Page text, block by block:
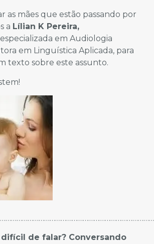
as mães que estão passando por
a Lílian K Pereira,
em Audiologia
em Linguística Aplicada, para
texto sobre este assunto.
difícil de falar? Conversando